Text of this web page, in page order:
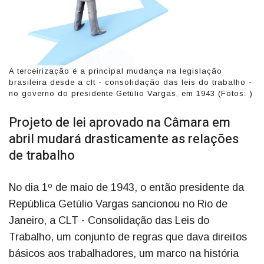
A terceirização é a principal mudança na legislação
brasileira desde a clt - consolidação das leis do trabalho -
no governo do presidente Getúlio Vargas, em 1943 (Fotos: )
Projeto de lei aprovado na Câmara em
abril mudará drasticamente as relações
de trabalho
No dia 1º de maio de 1943, o então presidente da
República Getúlio Vargas sancionou no Rio de
Janeiro, a CLT - Consolidação das Leis do
Trabalho, um conjunto de regras que dava direitos
básicos aos trabalhadores, um marco na história